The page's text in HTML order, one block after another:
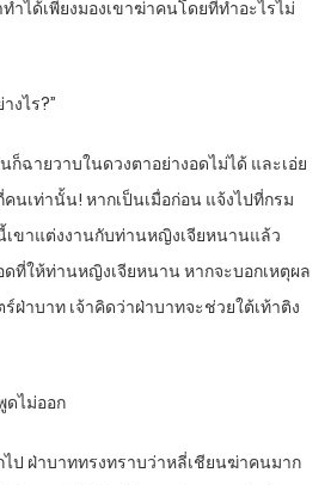
ำได้เพียงมองเขาฆ่าคนโดยที่ทำอะไรไม่
งไร?”
ก็ฉายวาบในดวงตาอย่างอดไม่ได้ และเอ่ย
คนเท่านั้น! หากเป็นเมื่อก่อน แจ้งไปที่กรม
เขาแต่งงานกับท่านหญิงเจียหนานแล้ว
ที่ให้ท่านหญิงเจียหนาน หากจะบอกเหตุผล
ฝ่าบาท เจ้าคิดว่าฝ่าบาทจะช่วยใต้เท้าติง
ดไม่ออก
ไป ฝ่าบาททรงทราบว่าหลี่เชียนฆ่าคนมาก